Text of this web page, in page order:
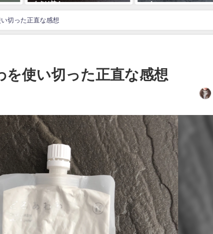
くさは神！
ー！
切った正直な感想
を使い切った正直な感想